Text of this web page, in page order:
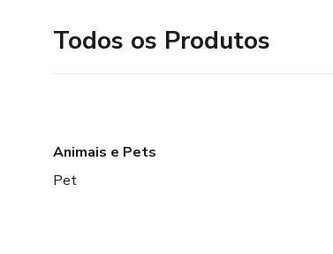
Todos os Produtos
Animais e Pets
Pet